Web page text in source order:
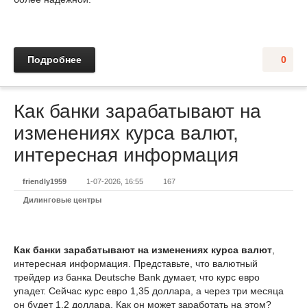
0
Подробнее
Как банки зарабатывают на
изменениях курса валют,
интересная информация
friendly1959 1-07-2026, 16:55 167
Дилинговые центры
Как банки зарабатывают на изменениях курса валют
интересная информация. Представьте, что валютный
трейдер из банка Deutsche Bank думает, что курс евро
упадет. Сейчас курс евро 1,35 доллара, а через три месяца
он будет 1,2 доллара. Как он может заработать на этом?